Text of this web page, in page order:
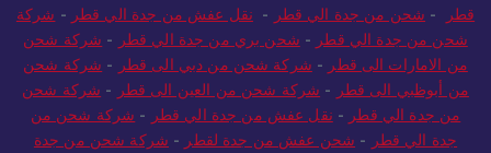
قطر
- شحن من جدة الي قطر - نقل عفش من جدة الي قطر - شركة
شحن من جدة الي قطر - شحن بري من جدة الي قطر - شركة شحن
من الامارات الى قطر - شركة شحن من دبي الى قطر - شركة شحن
من أبوظبي الى قطر - شركة شحن من العين الى قطر - شركة شحن
من جدة الي قطر - نقل عفش من جدة الي قطر - شركة شحن من
جدة الي قطر - شحن عفش من جدة لقطر - شركة شحن من جدة